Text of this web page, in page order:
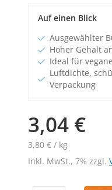
Auf einen Blick
Ausgewählter
Hoher Gehalt
Ideal für
Luftdichte,
Verpackung
3,04 €
3,80 € / kg
Inkl. MwSt., 7% zzgl.